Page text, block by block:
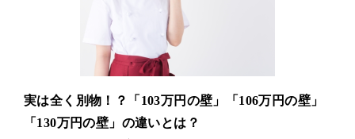
実は全く別物！？「103万円の壁」「106万円の壁」
「130万円の壁」の違いとは？